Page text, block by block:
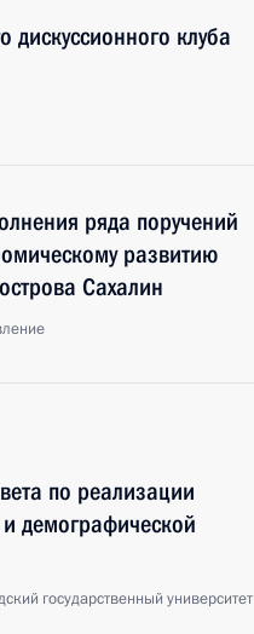
дискуссионного клуба
ряда поручений
развитию
Сахалин
по реализации
демографической
государственный университет